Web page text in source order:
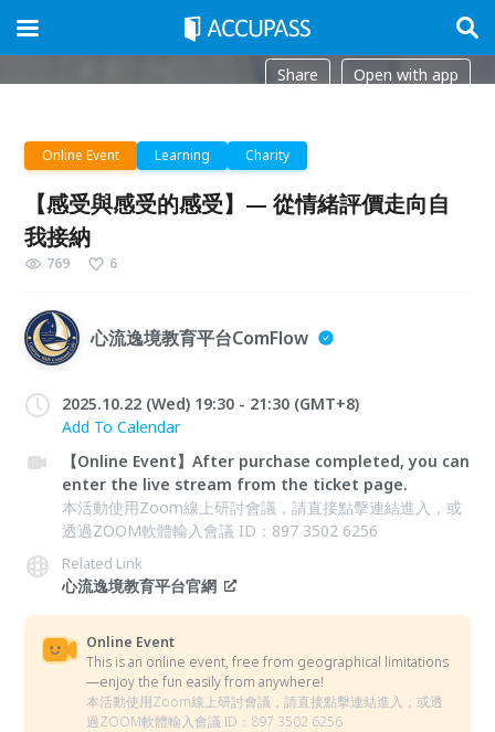
Share Open with app
Online Event Learning Charity
【感受與感受的感受】— 從情緒評價走向自
我接納
769 6
心流逸境教育平台ComFlow
2025.10.22 (Wed) 19:30 - 21:30 (GMT+8)
Add To Calendar
【Online Event】After purchase completed, you can
enter the live stream from the ticket page.
本活動使用Zoom線上研討會議，請直接點擊連結進入，或
透過ZOOM軟體輸入會議 ID：897 3502 6256
Related Link
心流逸境教育平台官網
Online Event
This is an online event, free from geographical limitations
—enjoy the fun easily from anywhere!
本活動使用Zoom線上研討會議，請直接點擊連結進入，或透
過ZOOM軟體輸入會議 ID：897 3502 6256